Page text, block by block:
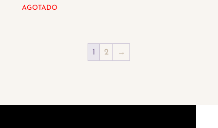
AGOTADO
1 2 →